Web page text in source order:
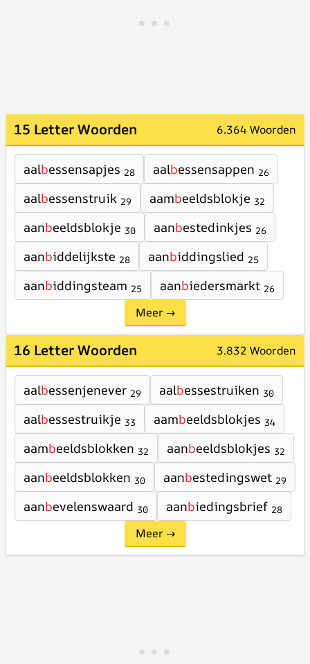
15 Letter Woorden 6.364 Woorden
aalbessensapjes 28 aalbessensappen 26
aalbessenstruik 29 aambeeldsblokje 32
aanbeeldsblokje 30 aanbestedinkjes 26
aanbiddelijkste 28 aanbiddingslied 25
aanbiddingsteam 25 aanbiedersmarkt 26
Meer →
16 Letter Woorden 3.832 Woorden
aalbessenjenever 29 aalbessestruiken 30
aalbessestruikje 33 aambeeldsblokjes 34
aambeeldsblokken 32 aanbeeldsblokjes 32
aanbeeldsblokken 30 aanbestedingswet 29
aanbevelenswaard 30 aanbiedingsbrief 28
Meer →